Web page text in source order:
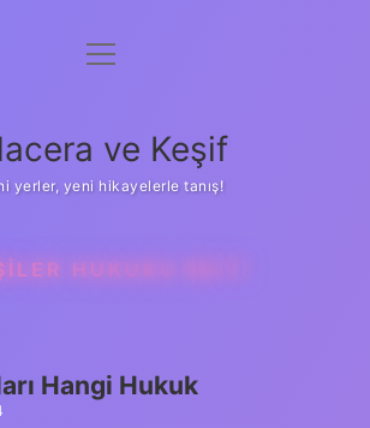
Anasayfa
Yasal Uyarı
menüyü
ve Keşif
yerler, yeni hikayelerle tanış!
HUKUKU NEYI
Hangi Hukuk